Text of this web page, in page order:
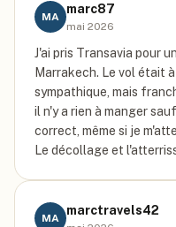
MA
marc87
mai 2026
J'ai pris Transavia pour
Marrakech. Le vol était
sympathique, mais
il n'y a rien à manger
correct, même si je
Le décollage et
MA
marctravels42